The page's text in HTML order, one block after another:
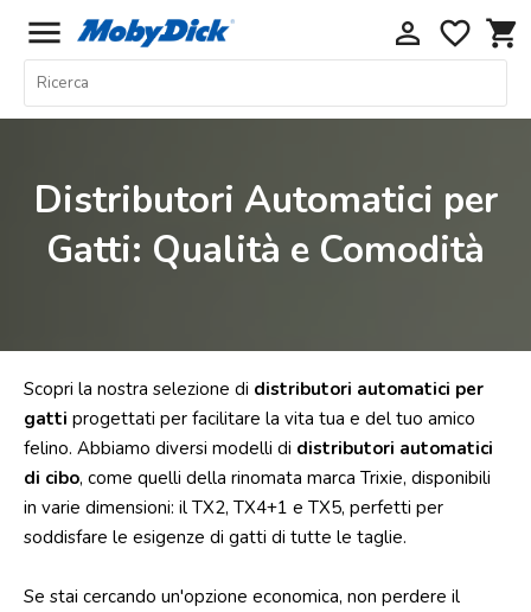
menu perm_identity favorite_border shopping_cart
Home
Piccoli
Uccelli
Chi
siamo
Contatti
vendita
Distributori Automatici per
Gatti: Qualità e Comodità
Scopri la nostra selezione di distributori automatici per
gatti progettati per facilitare la vita tua e del tuo amico
felino. Abbiamo diversi modelli di distributori automatici
di cibo, come quelli della rinomata marca Trixie, disponibili
in varie dimensioni: il TX2, TX4+1 e TX5, perfetti per
soddisfare le esigenze di gatti di tutte le taglie.
Se stai cercando un'opzione economica, non perdere il